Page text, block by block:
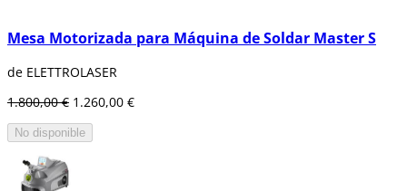
Mesa Motorizada para Máquina de Soldar Master S
de ELETTROLASER
1.800,00 € 1.260,00 €
No disponible